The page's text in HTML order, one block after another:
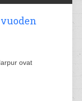
ovat